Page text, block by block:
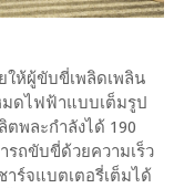
ห้ผู้ขับขี่เพลิดเพลิน
มดไฟฟ้าแบบเต็มรูป
ตพละกำลังได้ 190
รถขับขี่ด้วยความเร็ว
าร์จแบตเตอรี่เต็มได้